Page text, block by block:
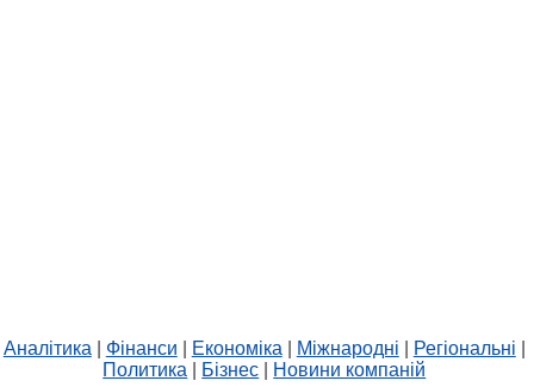
Аналітика Фінанси Економіка Міжнародні Регіональні
Политика
Бізнес Новини компаній